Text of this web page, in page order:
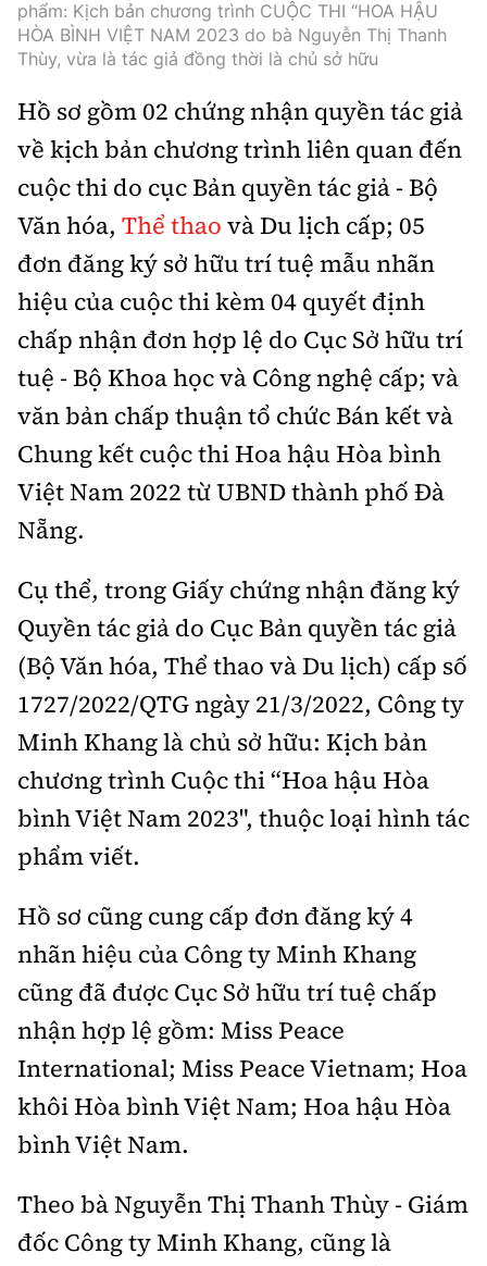
Ẩm thực
Camera giao thông
Giải trí - Thể thao
Cơ quan chủ quản: Bộ Xây dựng
Giấy phép số: 03/GP-BVHTTDL, cấp ngày 1/4/2025.
Tòa soạn: Số 2 Nguyễn Công Hoan, phường Giảng Võ,
Hà Nội.
Tổng biên tập:Nguyễn Thị Hồng Nga
Phó Tổng biên tập:Nguyễn Sơn Tùng,
Nguyễn Đức Thắng, La Đức Hùng
Hotline:
0901 514 799
Quảng cáo và Phát hành:
0915 057 282
Email: bandoc@baoxaydung.vn
Cấm sao chép dưới mọi hình thức nếu không có sự
chấp thuận bằng văn bản.
Thông tin tòa
soạn
phẩm: Kịch bản chương trình CUỘC THI “HOA HẬU
HÒA BÌNH VIỆT NAM 2023 do bà Nguyễn Thị Thanh
Thùy, vừa là tác giả đồng thời là chủ sở hữu
Hồ sơ gồm 02 chứng nhận quyền tác giả
về kịch bản chương trình liên quan đến
cuộc thi do cục Bản quyền tác giả - Bộ
Văn hóa, Thể thao và Du lịch cấp; 05
đơn đăng ký sở hữu trí tuệ mẫu nhãn
hiệu của cuộc thi kèm 04 quyết định
chấp nhận đơn hợp lệ do Cục Sở hữu trí
tuệ - Bộ Khoa học và Công nghệ cấp; và
văn bản chấp thuận tổ chức Bán kết và
Chung kết cuộc thi Hoa hậu Hòa bình
Việt Nam 2022 từ UBND thành phố Đà
Nẵng.
Cụ thể, trong Giấy chứng nhận đăng ký
Quyền tác giả do Cục Bản quyền tác giả
(Bộ Văn hóa, Thể thao và Du lịch) cấp số
1727/2022/QTG ngày 21/3/2022, Công ty
Minh Khang là chủ sở hữu: Kịch bản
chương trình Cuộc thi “Hoa hậu Hòa
bình Việt Nam 2023", thuộc loại hình tác
phẩm viết.
Hồ sơ cũng cung cấp đơn đăng ký 4
nhãn hiệu của Công ty Minh Khang
cũng đã được Cục Sở hữu trí tuệ chấp
nhận hợp lệ gồm: Miss Peace
International; Miss Peace Vietnam; Hoa
khôi Hòa bình Việt Nam; Hoa hậu Hòa
bình Việt Nam.
Theo bà Nguyễn Thị Thanh Thùy - Giám
đốc Công ty Minh Khang, cũng là